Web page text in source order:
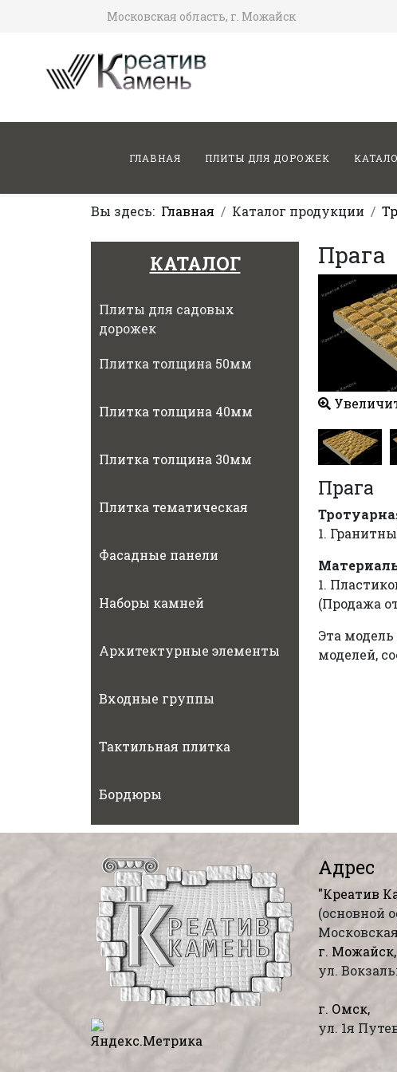
Московская область, г. Можайск
ГЛАВНАЯ ПЛИТЫ ДЛЯ ДОРОЖЕК
Вы здесь: Главная Каталог продукции
КАТАЛОГ
Плиты для садовых
дорожек
Плитка толщина 50мм
Плитка толщина 40мм
Плитка толщина 30мм
Плитка тематическая
Фасадные панели
Наборы камней
Архитектурные элементы
Входные группы
Тактильная плитка
Бордюры
Прага
Прага
1.
1.
(Продажа
Эта
моделей,
Адрес
"Креатив
(основной
г. Можайск,
ул.
г. Омск,
ул. 1я